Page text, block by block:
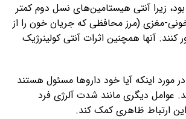
بود، زیرا آنتی هیستامین‌های نسل دوم کمتر
مغزی (مرز محافظی که جریان خون را از
کنند. آنها همچنین اثرات آنتی کولینرژیک
مورد اینکه آیا خود داروها مسئول هستند
عوامل دیگری مانند شدت آلرژی فرد
ارتباط ظاهری کمک کند.